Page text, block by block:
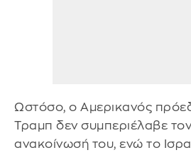
Ωστόσο, ο Αμερικανός
Τραμπ δεν συμπεριέλαβε
ανακοίνωσή του, ενώ το